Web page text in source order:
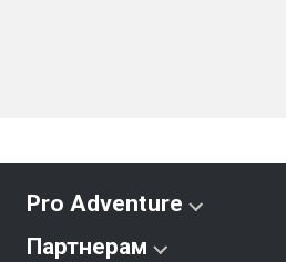
Pro Adventure
Партнерам